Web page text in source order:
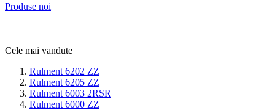
Produse noi
Cele mai vandute
Rulment 6202 ZZ
Rulment 6205 ZZ
Rulment 6003 2RSR
Rulment 6000 ZZ